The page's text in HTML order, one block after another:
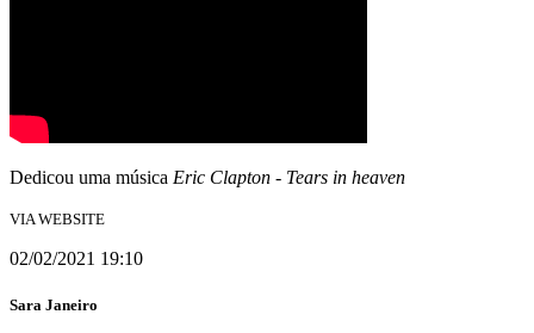
Dedicou uma música Eric Clapton - Tears in heaven
VIA WEBSITE
02/02/2021 19:10
Sara Janeiro